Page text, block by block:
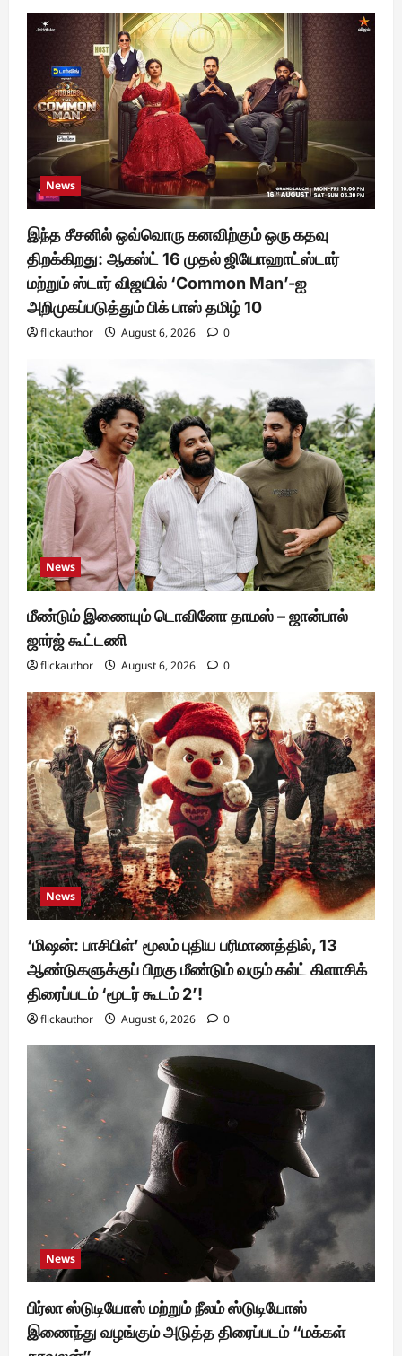
News
இந்த சீசனில் ஒவ்வொரு கனவிற்கும் ஒரு கதவு
திறக்கிறது: ஆகஸ்ட் 16 முதல் ஜியோஹாட்ஸ்டார்
மற்றும் ஸ்டார் விஜயில் ‘Common Man’-ஐ
அறிமுகப்படுத்தும் பிக் பாஸ் தமிழ் 10
flickauthor August 6, 2026 0
News
மீண்டும் இணையும் டொவினோ தாமஸ் – ஜான்பால்
ஜார்ஜ் கூட்டணி
flickauthor August 6, 2026 0
News
‘மிஷன்: பாசிபிள்’ மூலம் புதிய பரிமாணத்தில், 13
ஆண்டுகளுக்குப் பிறகு மீண்டும் வரும் கல்ட் கிளாசிக்
திரைப்படம் ‘மூடர் கூடம் 2’!
flickauthor August 6, 2026 0
News
பிர்லா ஸ்டுடியோஸ் மற்றும் நீலம் ஸ்டுடியோஸ்
இணைந்து வழங்கும் அடுத்த திரைப்படம் “மக்கள்